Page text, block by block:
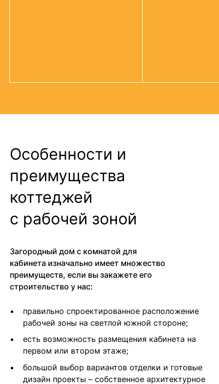
Особенности и
преимущества
коттеджей
с рабочей зоной
Загородный дом с комнатой для
кабинета изначально имеет множество
преимуществ, если вы закажете его
строительство у нас:
правильно спроектированное расположение
рабочей зоны на светлой южной стороне;
есть возможность размещения кабинета на
первом или втором этаже;
большой выбор вариантов отделки и готовые
дизайн проекты – собственное архитектурное